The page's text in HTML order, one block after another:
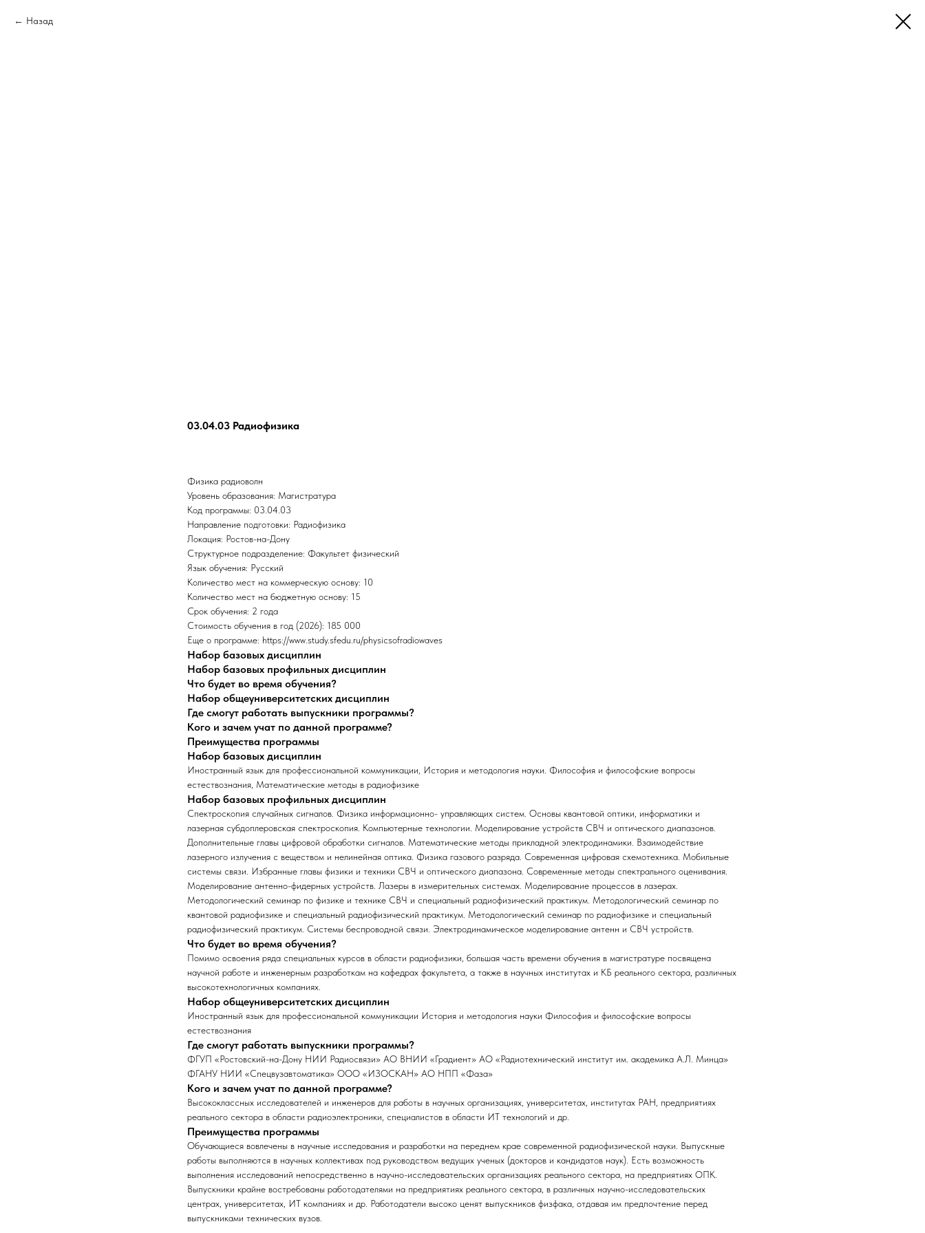
Назад
03.04.03 Радиофизика
Физика радиоволн
Уровень образования: Магистратура
Код программы: 03.04.03
Направление подготовки: Радиофизика
Локация: Ростов-на-Дону
Структурное подразделение: Факультет физический
Язык обучения: Русский
Количество мест на коммерческую основу: 10
Количество мест на бюджетную основу: 15
Срок обучения: 2 года
Стоимость обучения в год (2026): 185 000
Еще о программе: https://www.study.sfedu.ru/physicsofradiowaves
Набор базовых дисциплин
Набор базовых профильных дисциплин
Что будет во время обучения?
Набор общеуниверситетских дисциплин
Где смогут работать выпускники программы?
Кого и зачем учат по данной программе?
Преимущества программы
Набор базовых дисциплин
Иностранный язык для профессиональной коммуникации, История и методология науки. Философия и философские вопросы
естествознания, Математические методы в радиофизике
Набор базовых профильных дисциплин
Спектроскопия случайных сигналов. Физика информационно- управляющих систем. Основы квантовой оптики, информатики и
лазерная субдоплеровская спектроскопия. Компьютерные технологии. Моделирование устройств СВЧ и оптического диапазонов.
Дополнительные главы цифровой обработки сигналов. Математические методы прикладной электродинамики. Взаимодействие
лазерного излучения с веществом и нелинейная оптика. Физика газового разряда. Современная цифровая схемотехника. Мобильные
системы связи. Избранные главы физики и техники СВЧ и оптического диапазона. Современные методы спектрального оценивания.
Моделирование антенно-фидерных устройств. Лазеры в измерительных системах. Моделирование процессов в лазерах.
Методологический семинар по физике и технике СВЧ и специальный радиофизический практикум. Методологический семинар по
квантовой радиофизике и специальный радиофизический практикум. Методологический семинар по радиофизике и специальный
радиофизический практикум. Системы беспроводной связи. Электродинамическое моделирование антенн и СВЧ устройств.
Что будет во время обучения?
Помимо освоения ряда специальных курсов в области радиофизики, большая часть времени обучения в магистратуре посвящена
научной работе и инженерным разработкам на кафедрах факультета, а также в научных институтах и КБ реального сектора, различных
высокотехнологичных компаниях.
Набор общеуниверситетских дисциплин
Иностранный язык для профессиональной коммуникации История и методология науки Философия и философские вопросы
естествознания
Где смогут работать выпускники программы?
ФГУП «Ростовский-на-Дону НИИ Радиосвязи» АО ВНИИ «Градиент» АО «Радиотехнический институт им. академика А.Л. Минца»
ФГАНУ НИИ «Спецвузавтоматика» ООО «ИЗОСКАН» АО НПП «Фаза»
Кого и зачем учат по данной программе?
Высококлассных исследователей и инженеров для работы в научных организациях, университетах, институтах РАН, предприятиях
реального сектора в области радиоэлектроники, специалистов в области ИТ технологий и др.
Преимущества программы
Обучающиеся вовлечены в научные исследования и разработки на переднем крае современной радиофизической науки. Выпускные
работы выполняются в научных коллективах под руководством ведущих ученых (докторов и кандидатов наук). Есть возможность
выполнения исследований непосредственно в научно-исследовательских организациях реального сектора, на предприятиях ОПК.
Выпускники крайне востребованы работодателями на предприятиях реального сектора, в различных научно-исследовательских
центрах, университетах, ИТ компаниях и др. Работодатели высоко ценят выпускников физфака, отдавая им предпочтение перед
выпускниками технических вузов.